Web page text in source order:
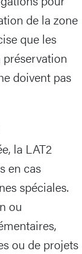
de la zone
que les
doivent pas
la LAT2
en cas
spéciales.
ou
ou de projets